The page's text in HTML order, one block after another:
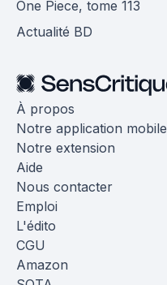
One Piece, tome 113
Actualité BD
À propos
Notre application mobile
Notre extension
Aide
Nous contacter
Emploi
L'édito
CGU
Amazon